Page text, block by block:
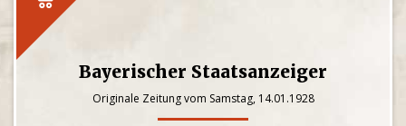
Bayerischer Staatsanzeiger
Originale Zeitung vom Samstag, 14.01.1928